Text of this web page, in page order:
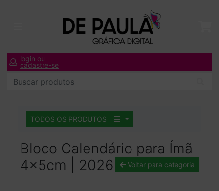
login ou
cadastre-se
TODOS OS PRODUTOS
Bloco Calendário para Ímã
4x5cm | 2026
Voltar para categoria